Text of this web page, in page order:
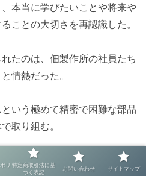
本当に学びたいことや将来や
ことの大切さを再認識した。
たのは、佃製作所の社員たち
情熱だった。
いう極めて精密で困難な部品
取り組む。
る中でも決して妥協しない。
リ 特定商取引法に基
づく表記
お問い合わせ サイトマップ